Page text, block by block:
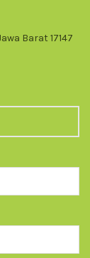
Barat 17147